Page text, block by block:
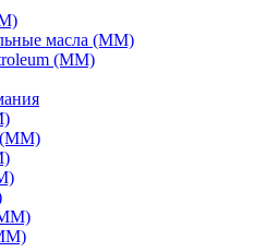
масла (ММ)
(ММ)
(ММ)